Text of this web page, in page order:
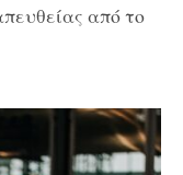
από το